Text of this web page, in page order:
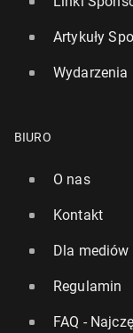
Artykuły
Wydarzenia
BIURO
O nas
Kontakt
Dla mediów
Regulamin
FAQ -